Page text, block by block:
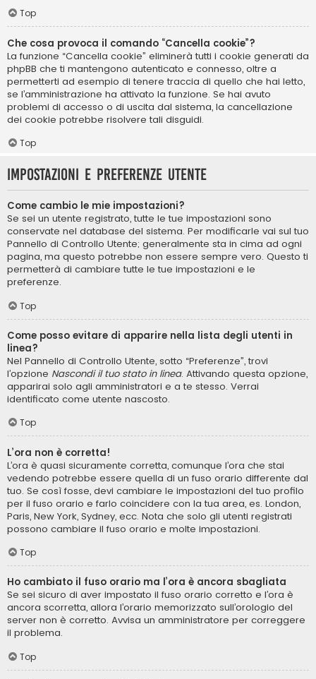
Top
Che cosa provoca il comando “Cancella cookie”?
La funzione “Cancella cookie” eliminerà tutti i cookie generati da
phpBB che ti mantengono autenticato e connesso, oltre a
permetterti ad esempio di tenere traccia di quello che hai letto,
se l’amministrazione ha attivato la funzione. Se hai avuto
problemi di accesso o di uscita dal sistema, la cancellazione
dei cookie potrebbe risolvere tali disguidi.
Top
Impostazioni e preferenze utente
Come cambio le mie impostazioni?
Se sei un utente registrato, tutte le tue impostazioni sono
conservate nel database del sistema. Per modificarle vai sul tuo
Pannello di Controllo Utente; generalmente sta in cima ad ogni
pagina, ma questo potrebbe non essere sempre vero. Questo ti
permetterà di cambiare tutte le tue impostazioni e le
preferenze.
Top
Come posso evitare di apparire nella lista degli utenti in
linea?
Nel Pannello di Controllo Utente, sotto “Preferenze”, trovi
l’opzione Nascondi il tuo stato in linea. Attivando questa opzione,
apparirai solo agli amministratori e a te stesso. Verrai
identificato come utente nascosto.
Top
L’ora non è corretta!
L’ora è quasi sicuramente corretta, comunque l’ora che stai
vedendo potrebbe essere quella di un fuso orario differente dal
tuo. Se così fosse, devi cambiare le impostazioni del tuo profilo
per il fuso orario e farlo coincidere con la tua area, es. London,
Paris, New York, Sydney, ecc. Nota che solo gli utenti registrati
possono cambiare il fuso orario e molte impostazioni.
Top
Ho cambiato il fuso orario ma l’ora è ancora sbagliata
Se sei sicuro di aver impostato il fuso orario corretto e l’ora è
ancora scorretta, allora l’orario memorizzato sull’orologio del
server non è corretto. Avvisa un amministratore per correggere
il problema.
Top